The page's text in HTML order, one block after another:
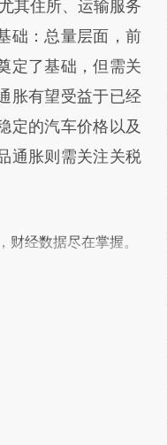
其住所、运输服务
础：总量层面，前
定了基础，但需关
胀有望受益于已经
定的汽车价格以及
通胀则需关注关税
财经数据尽在掌握。